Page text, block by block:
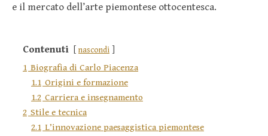
e il mercato dell’arte piemontese ottocentesca.
Contenuti nascondi
1 Biografia di Carlo Piacenza
1.1 Origini e formazione
1.2 Carriera e insegnamento
2 Stile e tecnica
2.1 L’innovazione paesaggistica piemontese